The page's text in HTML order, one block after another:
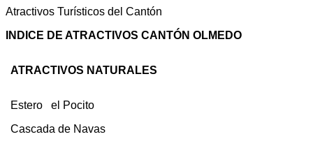
Atractivos Turísticos del Cantón
INDICE DE ATRACTIVOS CANTÓN OLMEDO
ATRACTIVOS NATURALES
Estero el Pocito
Cascada de Navas